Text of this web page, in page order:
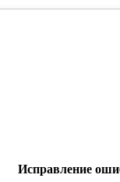
Исправление